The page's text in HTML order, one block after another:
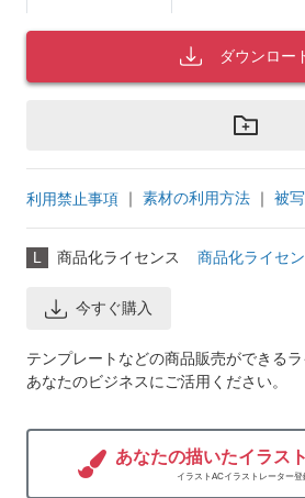
ダウンロー
利用禁止事項 ｜ 素材の利用方法 ｜ 被
L 商品化ライセンス 商品化ライセ
今すぐ購入
テンプレートなどの商品販売ができるラ
あなたのビジネスにご活用ください。
あなたの描いたイラス
イラストACイラストレーター